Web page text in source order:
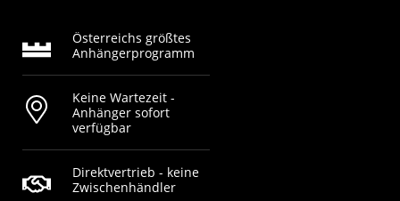
Österreichs größtes
Anhängerprogramm
Keine Wartezeit -
Anhänger sofort
verfügbar
Direktvertrieb - keine
Zwischenhändler